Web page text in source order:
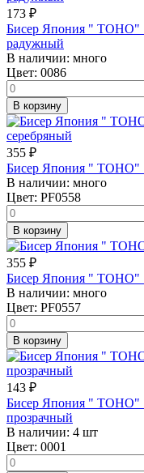
173 ₽
Бисер Япония "
радужный
В наличии: много
Цвет: 0086
В корзину
355 ₽
Бисер Япония " TOHO"
В наличии: много
Цвет: PF0558
В корзину
355 ₽
Бисер Япония " TOHO"
В наличии: много
Цвет: PF0557
В корзину
143 ₽
Бисер Япония "
прозрачный
В наличии: 4 шт
Цвет: 0001